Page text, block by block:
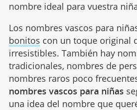
nombre ideal para vuestra
Los nombres vascos para
bonitos con un toque original
irresistibles. También hay
tradicionales, nombres de
nombres raros poco
nombres vascos para niñas
una idea del nombre que